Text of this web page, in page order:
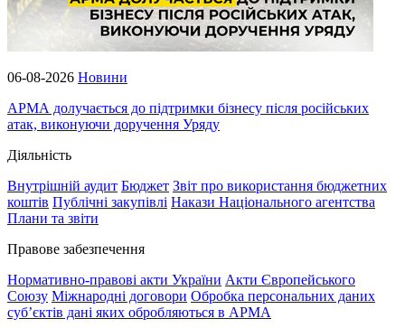
06-08-2026 Новини
АРМА долучається до підтримки бізнесу після російських
атак, виконуючи доручення Уряду
Діяльність
Внутрішній аудит Бюджет Звіт про використання бюджетних
коштів Публічні закупівлі Накази Національного агентства
Плани та звіти
Правове забезпечення
Нормативно-правові акти України Акти Європейського
Союзу Міжнародні договори Обробка персональних даних
субʼєктів дані яких обробляються в АРМА